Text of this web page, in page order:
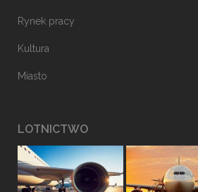
Rynek pracy
Kultura
Miasto
LOTNICTWO